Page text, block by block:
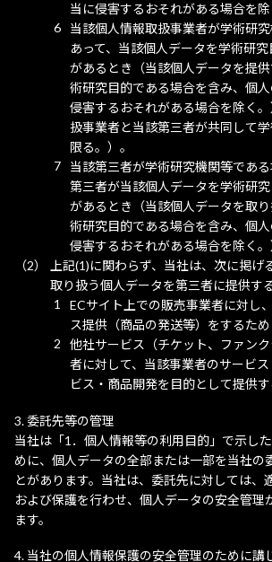
当に侵害するおそれがある場合を除
当該個人情報取扱事業者が学術研
あって、当該個人データを学術研
があるとき（当該個人データを提
術研究目的である場合を含み、個
侵害するおそれがある場合を除く
扱事業者と当該第三者が共同して
限る。）。
当該第三者が学術研究機関等であ
第三者が当該個人データを学術研
があるとき（当該個人データを取
術研究目的である場合を含み、個
侵害するおそれがある場合を除く。
上記(1)に関わらず、当社は、次に掲げ
取り扱う個人データを第三者に提供す
ECサイト上での販売事業者に対し
ス提供（商品の発送等）をするため
他社サービス（チケット、ファン
者に対して、当該事業者のサービ
ビス・商品開発を目的として提供
委託先等の管理
当社は「1．個人情報等の利用目的」で示し
めに、個人データの全部または一部を当社の
とがあります。当社は、委託先に対しては、
および保護を行わせ、個人データの安全管理
ます。
当社の個人情報保護の安全管理のために講